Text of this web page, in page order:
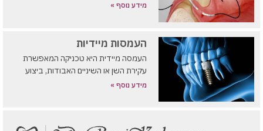
מידע נוסף »
העמסות מיידיות
העמסה מיידית היא טכניקה המאפשרת
עקירת השן או השיניים האבודות, ביצוע
מידע נוסף »